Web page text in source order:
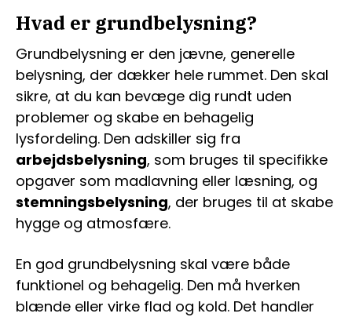
Hvad er grundbelysning?
Grundbelysning er den jævne, generelle
belysning, der dækker hele rummet. Den skal
sikre, at du kan bevæge dig rundt uden
problemer og skabe en behagelig
lysfordeling. Den adskiller sig fra
arbejdsbelysning, som bruges til specifikke
opgaver som madlavning eller læsning, og
stemningsbelysning, der bruges til at skabe
hygge og atmosfære.
En god grundbelysning skal være både
funktionel og behagelig. Den må hverken
blænde eller virke flad og kold. Det handler